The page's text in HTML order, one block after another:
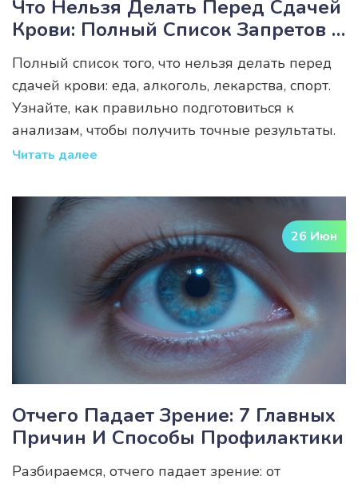
Что Нельзя Делать Перед Сдачей
Крови: Полный Список Запретов И
Правил Подготовки
Полный список того, что нельзя делать перед
сдачей крови: еда, алкоголь, лекарства, спорт.
Узнайте, как правильно подготовиться к
анализам, чтобы получить точные результаты.
Читать далее
26 Июн
Отчего Падает Зрение: 7 Главных
Причин И Способы Профилактики
Разбираемся, отчего падает зрение: от